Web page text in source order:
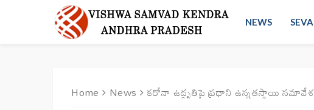
NEWS SEVA
Home News కరోనా ఉద్ధృతిపై ప్రధాని ఉన్నతస్థాయి